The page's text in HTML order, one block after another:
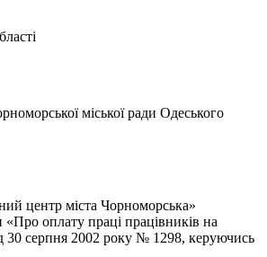
міської ради Одеського
центр міста Чорноморська»
«Про оплату праці працівників на
30 серпня 2002 року № 1298, керуючись